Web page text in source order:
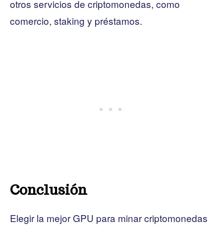
otros servicios de criptomonedas, como
comercio, staking y préstamos.
Conclusión
Elegir la mejor GPU para minar criptomonedas